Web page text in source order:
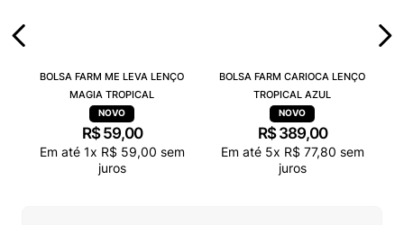
BOLSA FARM ME LEVA LENÇO
MAGIA TROPICAL
R$ 59,00
Em até 1x R$ 59,00 sem
juros
BOLSA FARM CARIOCA LENÇO
TROPICAL AZUL
R$ 389,00
Em até 5x R$ 77,80 sem
juros